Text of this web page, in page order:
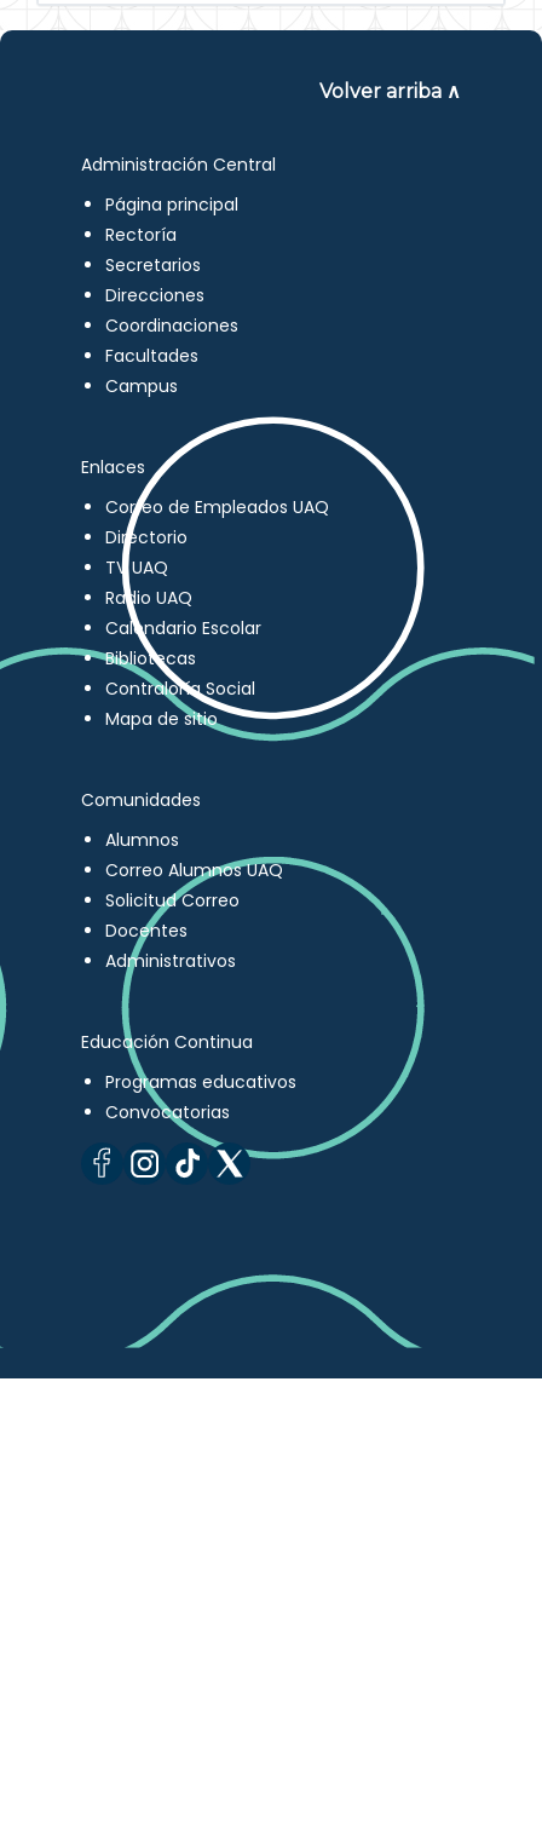
Volver arriba ∧
Administración Central
Página principal
Rectoría
Secretarios
Direcciones
Coordinaciones
Facultades
Campus
Enlaces
Correo de Empleados UAQ
Directorio
TV UAQ
Radio UAQ
Calendario Escolar
Bibliotecas
Contraloría Social
Mapa de sitio
Comunidades
Alumnos
Correo Alumnos UAQ
Solicitud Correo
Docentes
Administrativos
Educación Continua
Programas educativos
Convocatorias